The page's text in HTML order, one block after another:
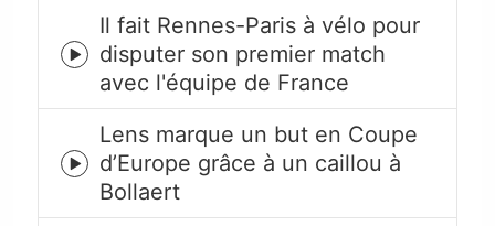
Episode
play
icon
Il fait Rennes-Paris à vélo pour
disputer son premier match
avec l'équipe de France
Episode
play
icon
Lens marque un but en Coupe
d’Europe grâce à un caillou à
Bollaert